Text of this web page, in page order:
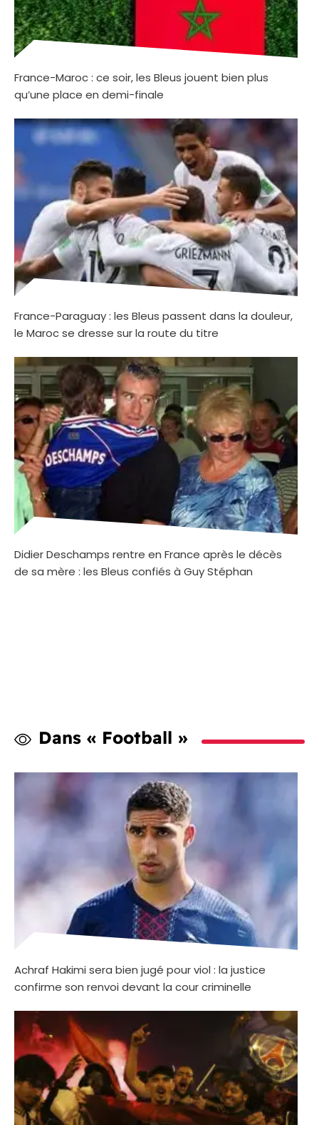
France-Maroc : ce soir, les Bleus jouent bien plus
qu’une place en demi-finale
France-Paraguay : les Bleus passent dans la douleur,
le Maroc se dresse sur la route du titre
Didier Deschamps rentre en France après le décès
de sa mère : les Bleus confiés à Guy Stéphan
Dans « Football »
Achraf Hakimi sera bien jugé pour viol : la justice
confirme son renvoi devant la cour criminelle